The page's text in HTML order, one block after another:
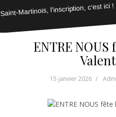
Saint-Martinois, l'inscription, c'est ici !
ENTRE
15 janvier 2026